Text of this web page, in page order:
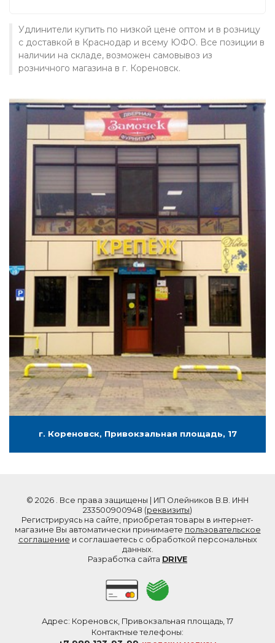
Удлинители купить по низкой цене оптом и в розницу
с доставкой в Краснодар и всему ЮФО. Все позиции в
наличии на складе, возможен самовывоз из
розничного магазина в г. Кореновск.
г. Кореновск, Привокзальная площадь, 17
© 2026 . Все права защищены | ИП Олейников В.В. ИНН
233500900948 (реквизиты)
Регистрируясь на сайте, приобретая товары в интернет-
магазине Вы автоматически принимаете пользовательское
соглашение и соглашаетесь с обработкой персональных
данных.
Разработка сайта DRIVE
Адрес: Кореновск, Привокзальная площадь, 17
Контактные телефоны: